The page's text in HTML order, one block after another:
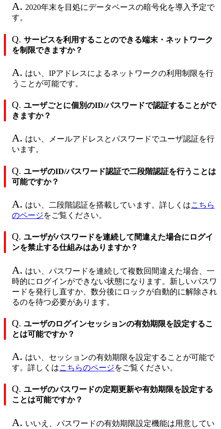
A. 2020年末を目処にデータベースの暗号化を導入予定で
す。
Q. サービスを利用することのできる端末・ネットワーク
を制限できますか？
A. はい、IPアドレスによるネットワークの利用制限を行
うことが可能です。
Q. ユーザごとに個別のID/パスワードで認証することがで
きますか？
A. はい、メールアドレスとパスワードでユーザ認証を行
います。
Q. ユーザのID/パスワード認証で二段階認証を行うことは
可能ですか？
A. はい、二段階認証を搭載しています。詳しくはこちら
のページをご覧ください。
Q. ユーザがパスワードを連続して間違えた場合にログイ
ンを禁止する仕組みはありますか？
A. はい、パスワードを連続して複数回間違えた場合、一
時的にログインができない状態になります。新しいパスワ
ードを発行し直すか、数分後にロックが自動的に解除され
るのを待つ必要があります。
Q. ユーザのログインセッションの有効期限を設定するこ
とは可能ですか？
A. はい、セッションの有効期限を設定することが可能で
す。詳しくはこちらのページをご覧ください。
Q. ユーザのパスワードの定期更新や有効期限を設定する
ことは可能ですか？
A. いいえ、パスワードの有効期限設定機能は用意してい